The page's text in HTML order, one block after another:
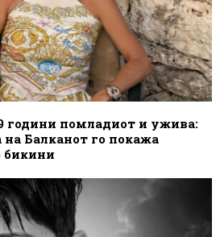
години помладиот и ужива:
на Балканот го покажа
бикини